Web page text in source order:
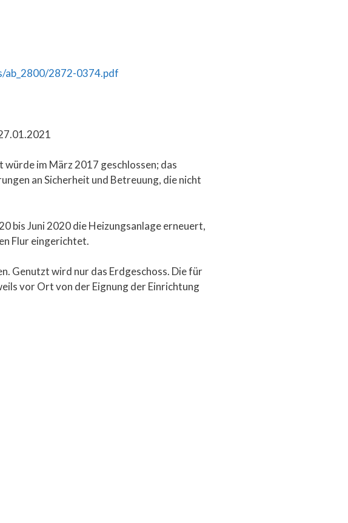
ab_2800/2872-0374.pdf
im März 2017 geschlossen; das
an Sicherheit und Betreuung, die nicht
bis Juni 2020 die Heizungsanlage erneuert,
Flur eingerichtet.
Genutzt wird nur das Erdgeschoss. Die für
vor Ort von der Eignung der Einrichtung